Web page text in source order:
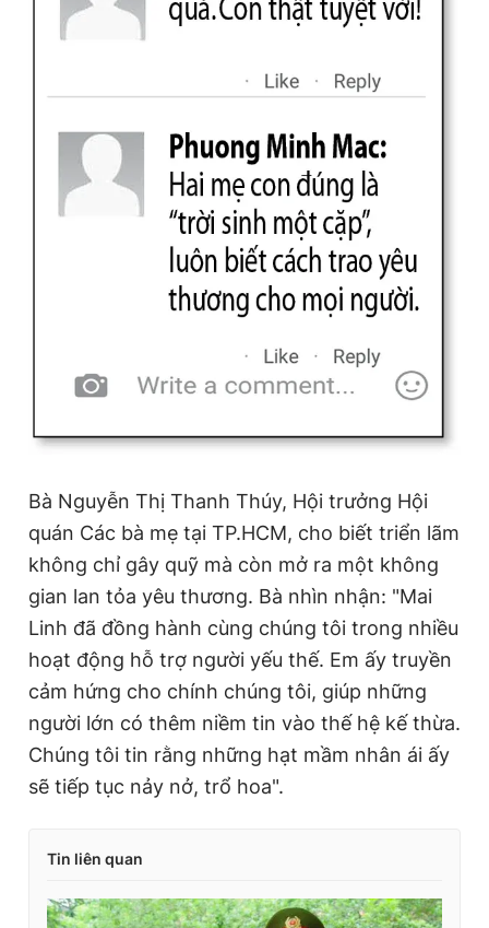
Bà Nguyễn Thị Thanh Thúy, Hội trưởng Hội
quán Các bà mẹ tại TP.HCM, cho biết triển lãm
không chỉ gây quỹ mà còn mở ra một không
gian lan tỏa yêu thương. Bà nhìn nhận: "Mai
Linh đã đồng hành cùng chúng tôi trong nhiều
hoạt động hỗ trợ người yếu thế. Em ấy truyền
cảm hứng cho chính chúng tôi, giúp những
người lớn có thêm niềm tin vào thế hệ kế thừa.
Chúng tôi tin rằng những hạt mầm nhân ái ấy
sẽ tiếp tục nảy nở, trổ hoa".
Tin liên quan